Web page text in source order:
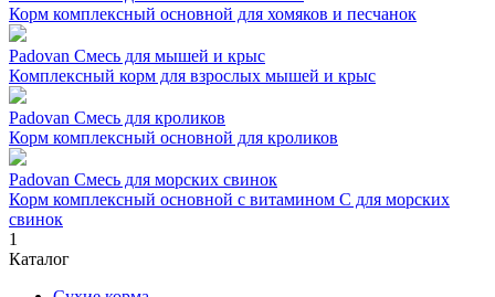
Корм комплексный основной для хомяков и песчанок
Padovan Смесь для мышей и крыс
Комплексный корм для взрослых мышей и крыс
Padovan Смесь для кроликов
Корм комплексный основной для кроликов
Padovan Смесь для морских свинок
Корм комплексный основной с витамином С для морских
свинок
1
Каталог